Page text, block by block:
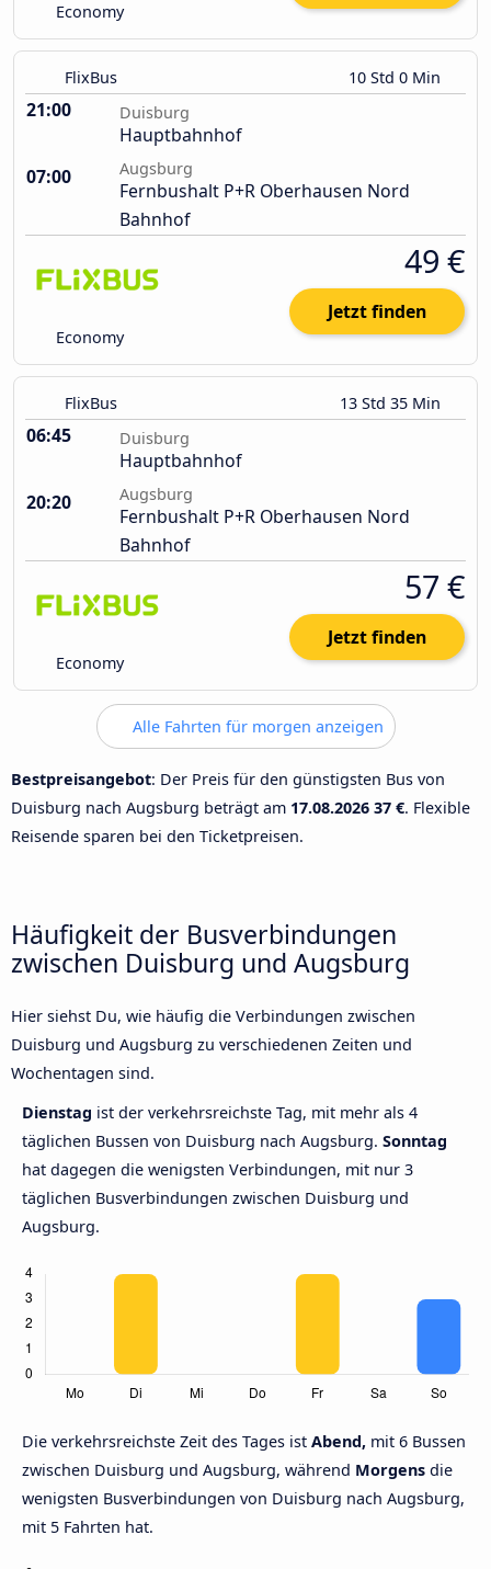
Economy
FlixBus 10 Std 0 Min
21:00 Duisburg
Hauptbahnhof
07:00
Augsburg
Fernbushalt P+R Oberhausen Nord
Bahnhof
Economy
49 €
Jetzt finden
FlixBus 13 Std 35 Min
06:45 Duisburg
Hauptbahnhof
20:20
Augsburg
Fernbushalt P+R Oberhausen Nord
Bahnhof
Economy
57 €
Jetzt finden
Alle Fahrten für morgen anzeigen
Bestpreisangebot: Der Preis für den günstigsten Bus von
Duisburg nach Augsburg beträgt am 17.08.2026 37 €. Flexible
Reisende sparen bei den Ticketpreisen.
Häufigkeit der Busverbindungen
zwischen Duisburg und Augsburg
Hier siehst Du, wie häufig die Verbindungen zwischen
Duisburg und Augsburg zu verschiedenen Zeiten und
Wochentagen sind.
Dienstag ist der verkehrsreichste Tag, mit mehr als 4
täglichen Bussen von Duisburg nach Augsburg. Sonntag
hat dagegen die wenigsten Verbindungen, mit nur 3
täglichen Busverbindungen zwischen Duisburg und
Augsburg.
Die verkehrsreichste Zeit des Tages ist Abend, mit 6 Bussen
zwischen Duisburg und Augsburg, während Morgens die
wenigsten Busverbindungen von Duisburg nach Augsburg,
mit 5 Fahrten hat.